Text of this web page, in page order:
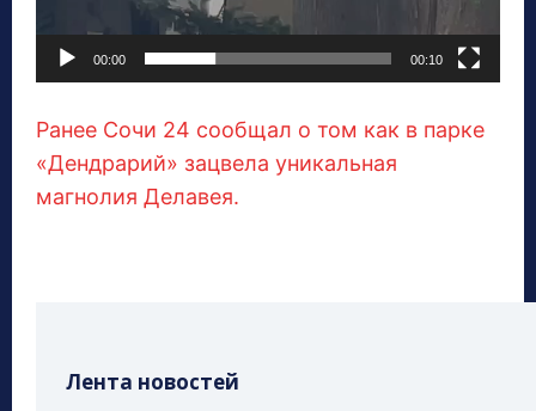
00:00 00:10
Ранее Сочи 24 сообщал о том как в парке
«Дендрарий» зацвела уникальная
магнолия Делавея.
Лента новостей